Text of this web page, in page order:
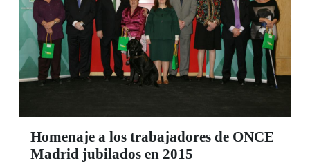
Homenaje a los trabajadores de ONCE
Madrid jubilados en 2015